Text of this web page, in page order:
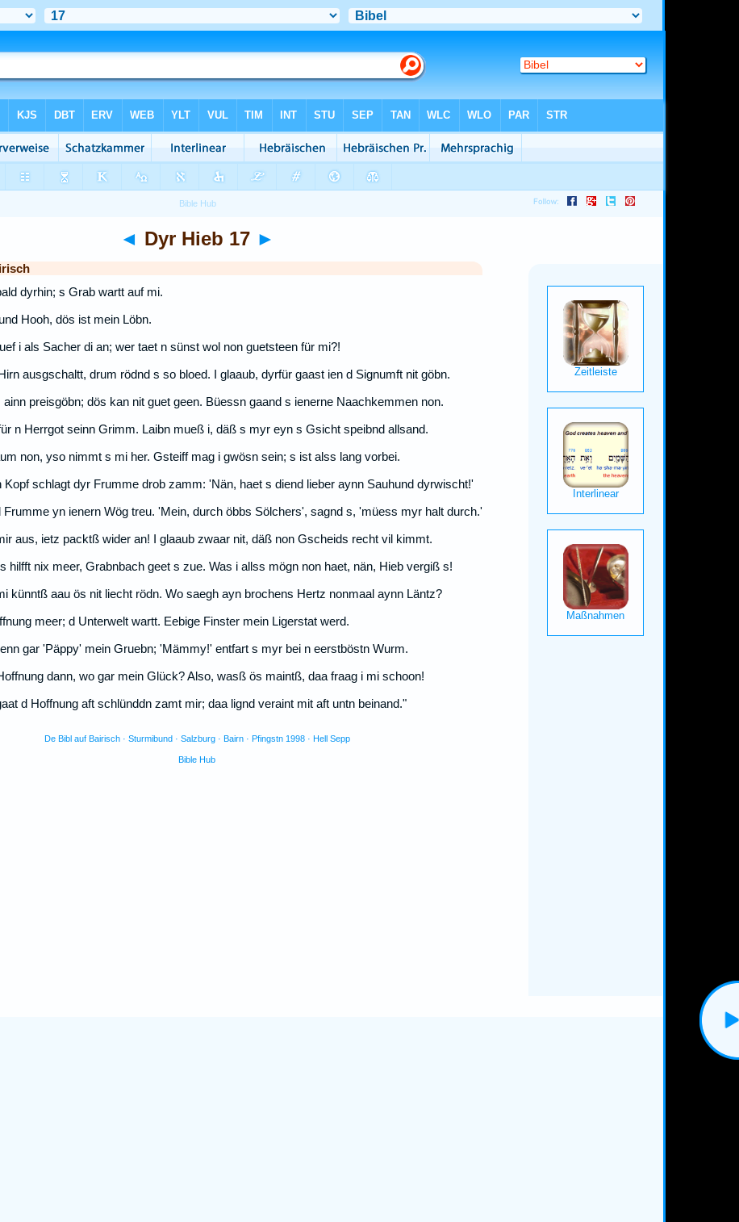
◄ Dyr Hieb 17 ►
dyrhin; s Grab wartt auf mi.
Hooh, dös ist mein Löbn.
i als Sacher di an; wer taet n sünst wol non guetsteen für mi?!
ausgschaltt, drum rödnd s so bloed. I glaaub, dyrfür gaast ien d Signumft nit göbn.
ainn preisgöbn; dös kan nit guet geen. Büessn gaand s ienerne Naachkemmen non.
n Herrgot seinn Grimm. Laibn mueß i, däß s myr eyn s Gsicht speibnd allsand.
non, yso nimmt s mi her. Gsteiff mag i gwösn sein; s ist alss lang vorbei.
Kopf schlagt dyr Frumme drob zamm: 'Nän, haet s diend lieber aynn Sauhund dyrwischt!'
Frumme yn ienern Wög treu. 'Mein, durch öbbs Sölchers', sagnd s, 'müess myr halt durch.'
aus, ietz packtß wider an! I glaaub zwaar nit, däß non Gscheids recht vil kimmt.
hilfft nix meer, Grabnbach geet s zue. Was i allss mögn non haet, nän, Hieb vergiß s!
künntß aau ös nit liecht rödn. Wo saegh ayn brochens Hertz nonmaal aynn Läntz?
meer; d Unterwelt wartt. Eebige Finster mein Ligerstat werd.
gar 'Päppy' mein Gruebn; 'Mämmy!' entfart s myr bei n eerstböstn Wurm.
dann, wo gar mein Glück? Also, wasß ös maintß, daa fraag i mi schoon!
d Hoffnung aft schlünddn zamt mir; daa lignd veraint mit aft untn beinand."
De Bibl auf Bairisch · Sturmibund · Salzburg · Bairn · Pfingstn 1998 · Hell Sepp
Bible Hub